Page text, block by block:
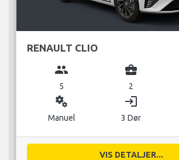
RENAULT CLIO
group
5
business_center
2
miscellaneous_services
Manuel
login
3 Dør
VIS DETALJER...